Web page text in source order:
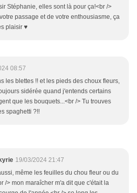
Stéphanie, elles sont là pour ça!<br />
passage et de votre enthousiasme, ça
plaisir ♥
08:57
les blettes !! et les pieds des choux fleurs,
sidérée quand j'entends certains
que les bouquets...<br /> Tu trouves
spaghetti ?!!
19/03/2024 21:47
même les feuilles du chou fleur ou du
/> mon maraîcher m'a dit que c'était la